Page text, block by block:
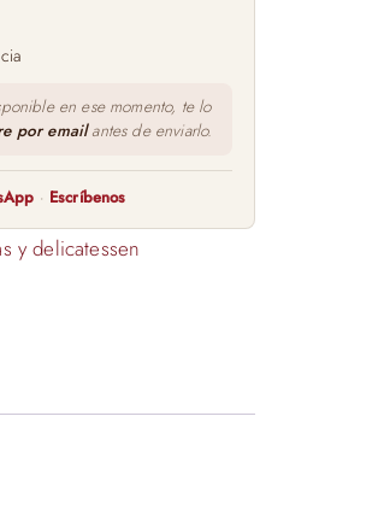
en ese momento, te lo
por emailantes de enviarlo.
· Escríbenos
y delicatessen